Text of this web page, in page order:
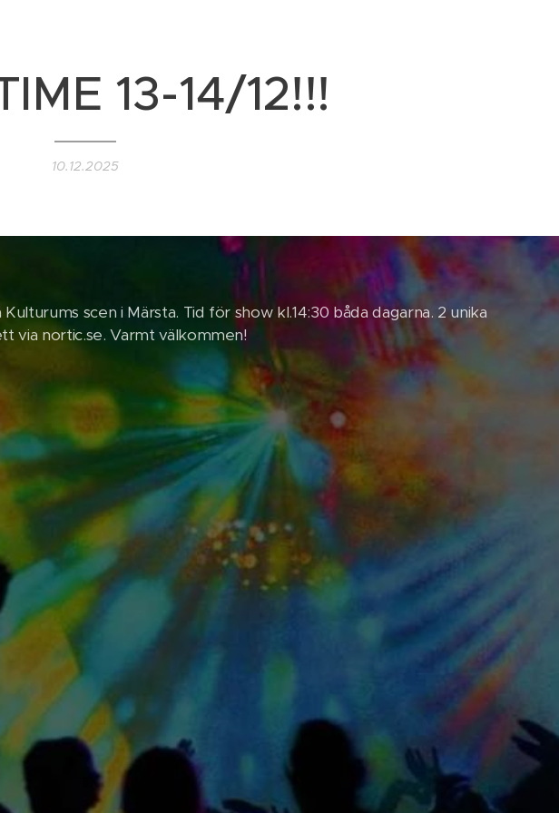
13-14/12!!!
10.12.2025
scen i Märsta. Tid för show kl.14:30 båda dagarna. 2 unika
via nortic.se. Varmt välkommen!